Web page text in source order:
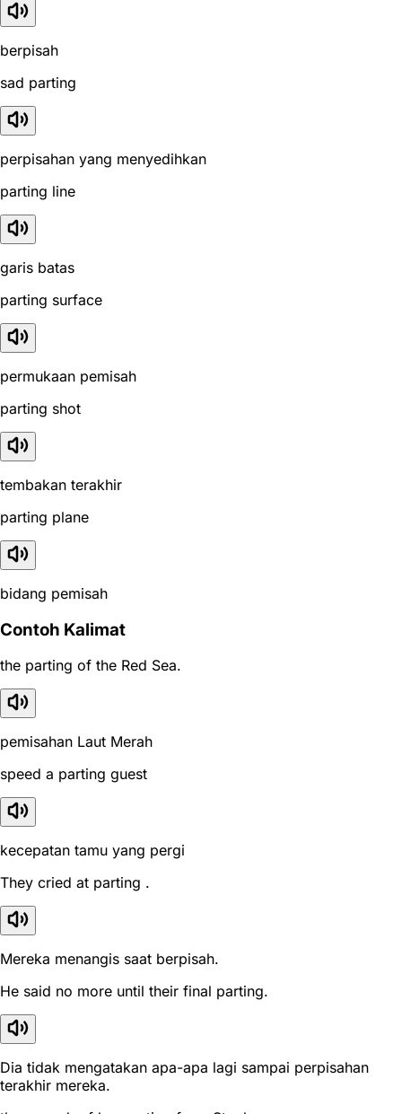
berpisah
sad parting
perpisahan yang menyedihkan
parting line
garis batas
parting surface
permukaan pemisah
parting shot
tembakan terakhir
parting plane
bidang pemisah
Contoh Kalimat
the parting of the Red Sea.
pemisahan Laut Merah
speed a parting guest
kecepatan tamu yang pergi
They cried at parting .
Mereka menangis saat berpisah.
He said no more until their final parting.
Dia tidak mengatakan apa-apa lagi sampai perpisahan
terakhir mereka.